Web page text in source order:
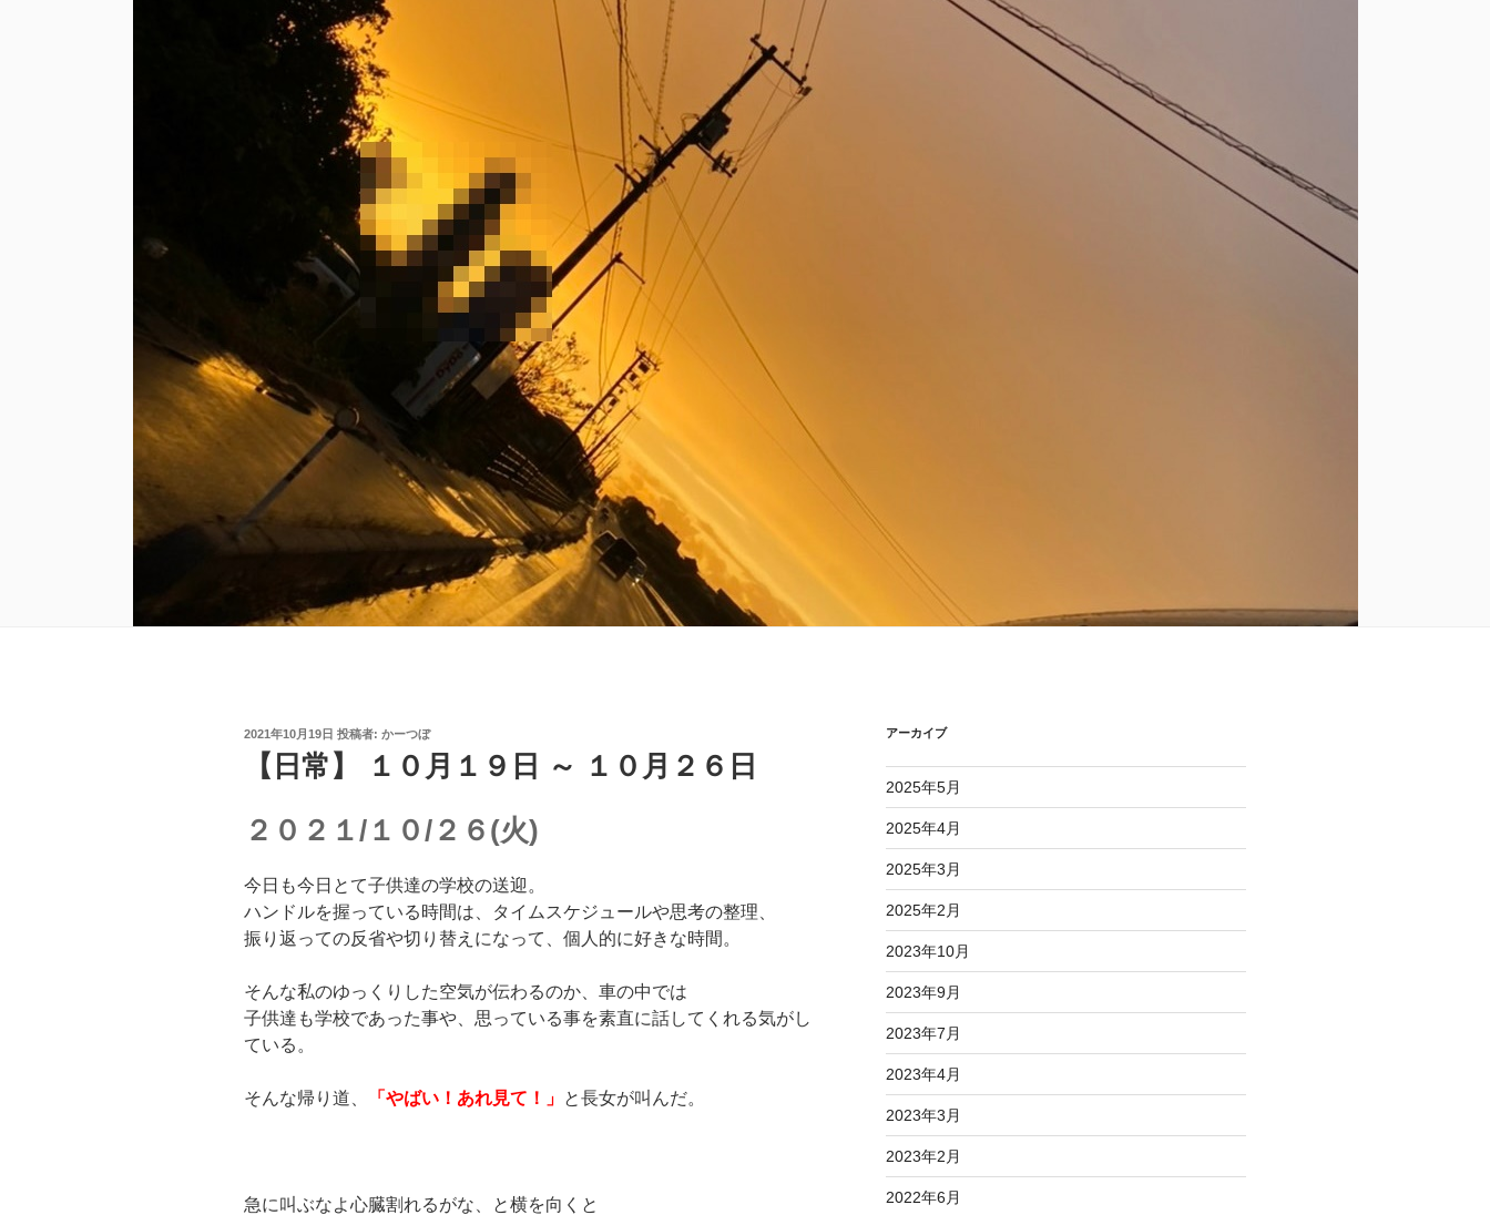
投
2021年10月19日 投稿者: かーつぼ
【日常】 １０月１９日 ～ １０月２６日
２０２１/１０/２６(火)
今日も今日とて子供達の学校の送迎。
ハンドルを握っている時間は、タイムスケジュールや思考の整理、
振り返っての反省や切り替えになって、個人的に好きな時間。
そんな私のゆっくりした空気が伝わるのか、車の中では
子供達も学校であった事や、思っている事を素直に話してくれる気がし
ている。
そんな帰り道、 「やばい！あれ見て！」 と長女が叫んだ。
急に叫ぶなよ心臓割れるがな、と横を向くと
アーカイブ
2025年5月
2025年4月
2025年3月
2025年2月
2023年10月
2023年9月
2023年7月
2023年4月
2023年3月
2023年2月
2022年6月